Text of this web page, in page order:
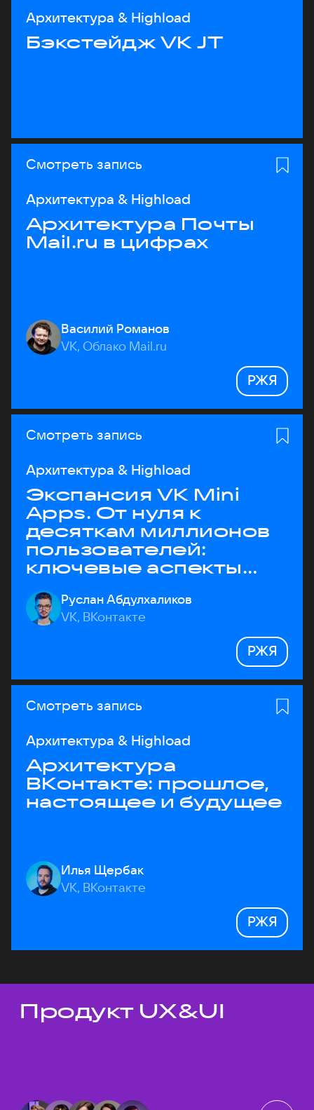
Архитектура & Highload
Бэкстейдж VK JT
Смотреть запись
Архитектура & Highload
Архитектура Почты
Mail.ru в цифрах
Василий Романов
VK, Облако Mail.ru
РЖЯ
Смотреть запись
Архитектура & Highload
Экспансия VK Mini
Apps. От нуля к
десяткам миллионов
пользователей:
ключевые аспекты
архитектуры
Руслан Абдулхаликов
VK, ВКонтакте
РЖЯ
Смотреть запись
Архитектура & Highload
Архитектура
ВКонтакте: прошлое,
настоящее и будущее
Илья Щербак
VK, ВКонтакте
РЖЯ
Темы докладов
Продукт UX&UI